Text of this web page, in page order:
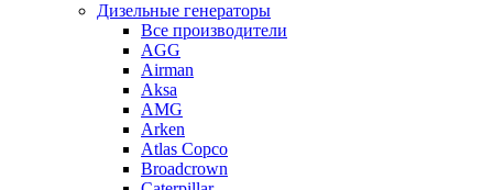
Дизельные генераторы
Все производители
AGG
Airman
Aksa
AMG
Arken
Atlas Copco
Broadcrown